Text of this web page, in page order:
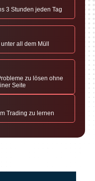
3 Stunden jeden Tag
all dem Müll
zu lösen ohne
Seite
Trading zu lernen